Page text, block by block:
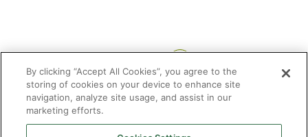
By clicking “Accept All Cookies”, you agree to the
storing of cookies on your device to enhance site
navigation, analyze site usage, and assist in our
marketing efforts.